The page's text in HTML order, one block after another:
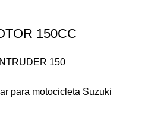
150CC
INTRUDER 150
para motocicleta Suzuki